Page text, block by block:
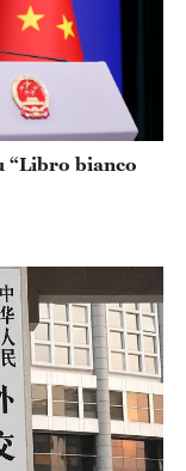
“Libro bianco